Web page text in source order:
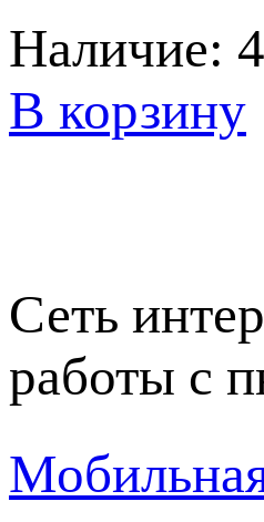
Наличие:
В корзину
Сеть
работы с